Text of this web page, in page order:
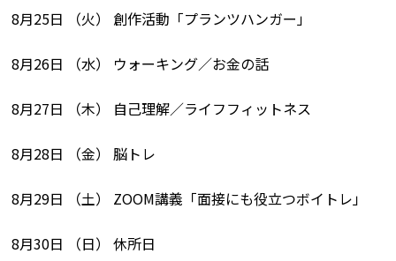
8月25日 （火） 創作活動「プランツハンガー」
8月26日 （水） ウォーキング／お金の話
8月27日 （木） 自己理解／ライフフィットネス
8月28日 （金） 脳トレ
8月29日 （土） ZOOM講義「面接にも役立つボイトレ」
8月30日 （日） 休所日